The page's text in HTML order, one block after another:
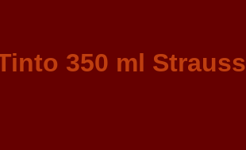
350 ml Strauss